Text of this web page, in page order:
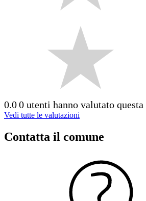
0.00 utenti hanno valutato questa
Vedi tutte le valutazioni
Contatta il comune